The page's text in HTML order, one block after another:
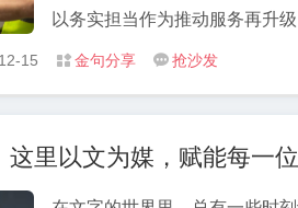
导向清晰，措施务实可行，既
以务实担当作为推动服务再升级，以
在”又“无事不扰”，既“各司其职
的要素环境，锻造“建得好”的政
人文环境。
15  金句分享  抢沙发
这里以文为媒，赋能每一